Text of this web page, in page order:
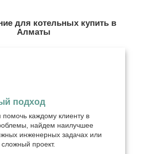
для котельных купить в
Алматы
подход
каждому клиенту в
найдем наилучшее
инженерных задачах или
проект.